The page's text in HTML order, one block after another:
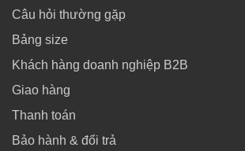
Câu hỏi thường gặp
Bảng size
Khách hàng doanh nghiệp B2B
Giao hàng
Thanh toán
Bảo hành & đổi trả